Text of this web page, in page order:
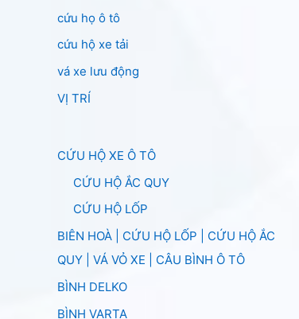
cứu họ ô tô
cứu hộ xe tải
vá xe lưu động
VỊ TRÍ
CỨU HỘ XE Ô TÔ
CỨU HỘ ẮC QUY
CỨU HỘ LỐP
BIÊN HOÀ | CỨU HỘ LỐP | CỨU HỘ ẮC
QUY | VÁ VỎ XE | CÂU BÌNH Ô TÔ
BÌNH DELKO
BÌNH VARTA